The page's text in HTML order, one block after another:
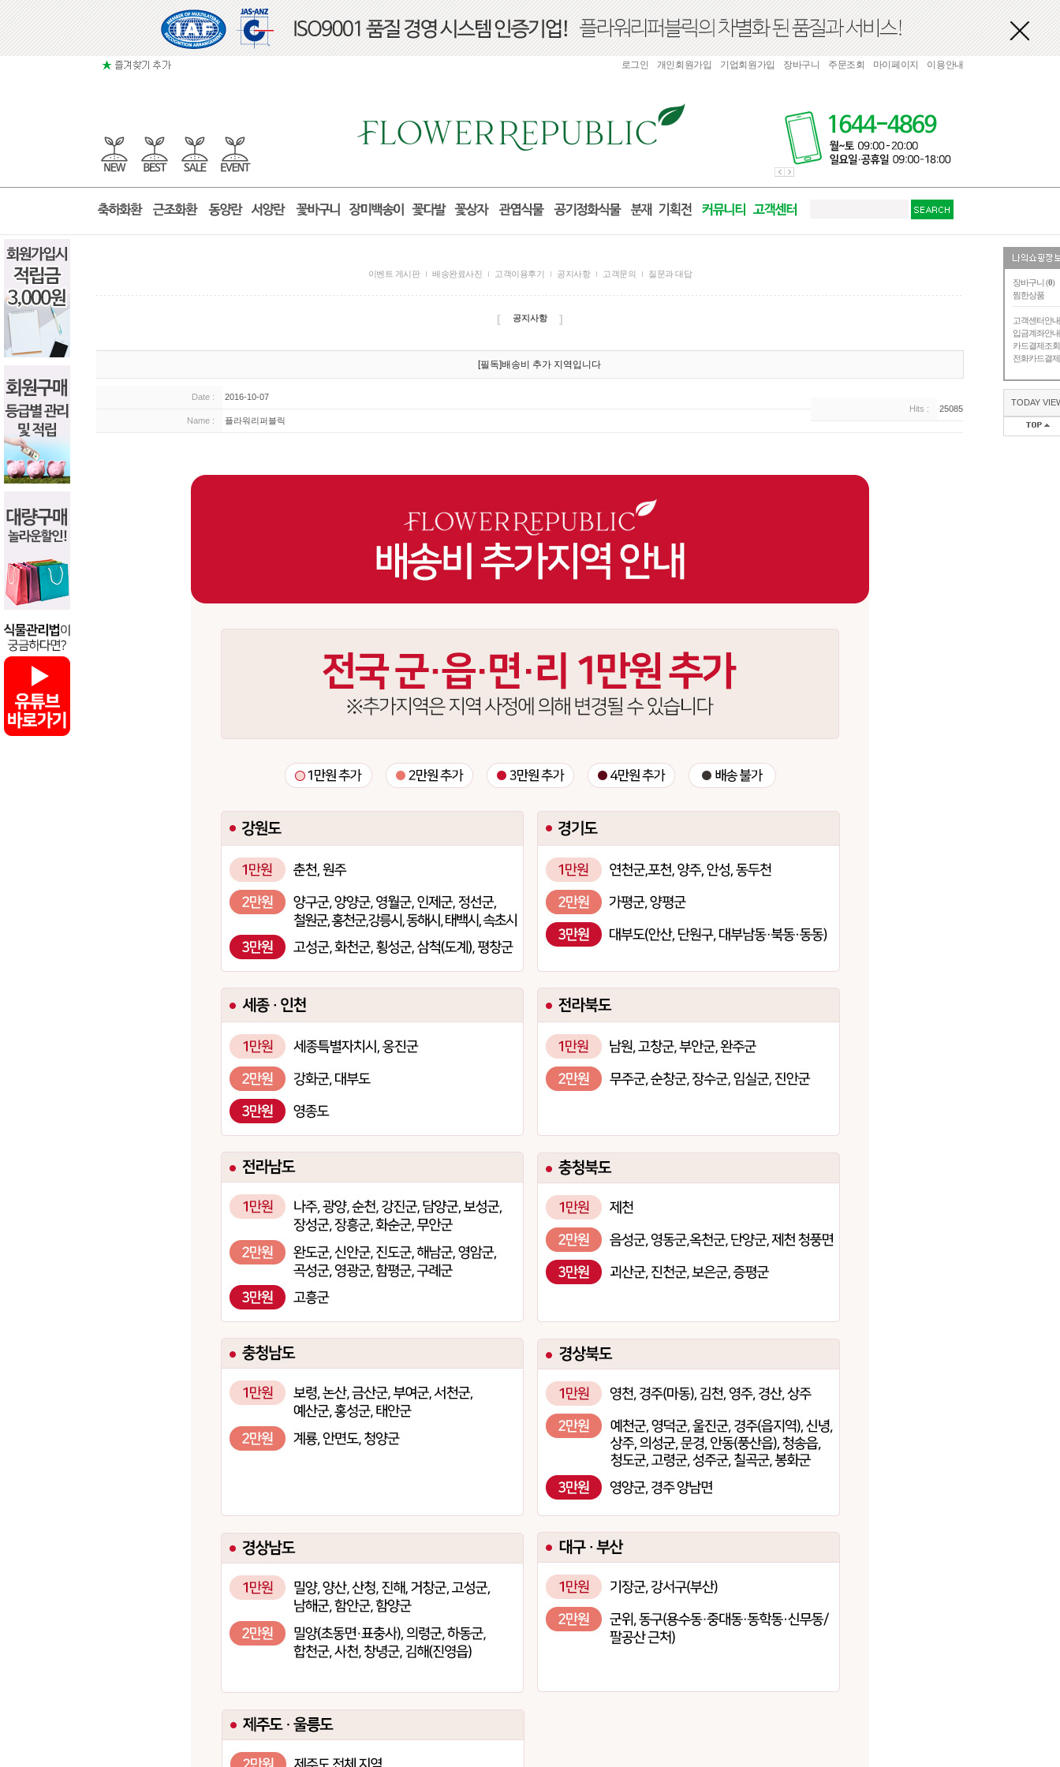
장바구니 (0)
찜한상품
고객센터안내
입금계좌안내
카드결제조회
전화카드결제
TODAY
로그인 개인회원가입 기업회원가입 장바구니 주문조회 마이페이지 이용안내
이벤트 게시판 배송완료사진 고객이용후기 공지사항 고객문의 질문과 대답
[ 공지사항 ]
[필독]배송비 추가 지역입니다
Date : 2016-10-07
Name : 플라워리퍼블릭
Hits : 25085